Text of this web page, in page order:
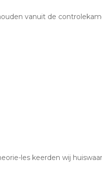
vanuit de
les keerden wij